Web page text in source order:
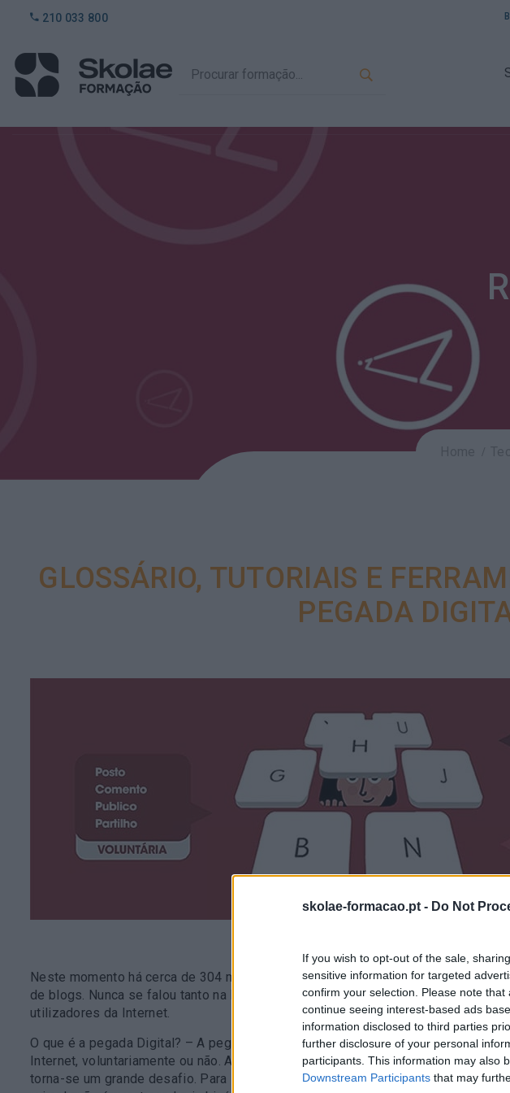
skolae-formacao.pt - Do Not
If you wish to opt-out of the sale,
sensitive information for targeted
confirm your selection. Please note
continue seeing interest-based ads
information disclosed to third parties
further disclosure of your personal
participants. This information may also
Downstream Participants that may
210 033 800
GLOSSÁRIO, TUTORIAIS E
PEGADA
Neste momento há cerca de 304 milhões de utilizadores ativos no Twitter, 1,49
de blogs. Nunca se falou tanto na Internet. No entanto, a vida privada e o
utilizadores da Internet.
O que é a pegada Digital? – A pegada digital é constituída pelo conjunto de
Internet, voluntariamente ou não. Associado à problemática da identidade
torna-se um grande desafio. Para Danah Boyd, antropóloga americana